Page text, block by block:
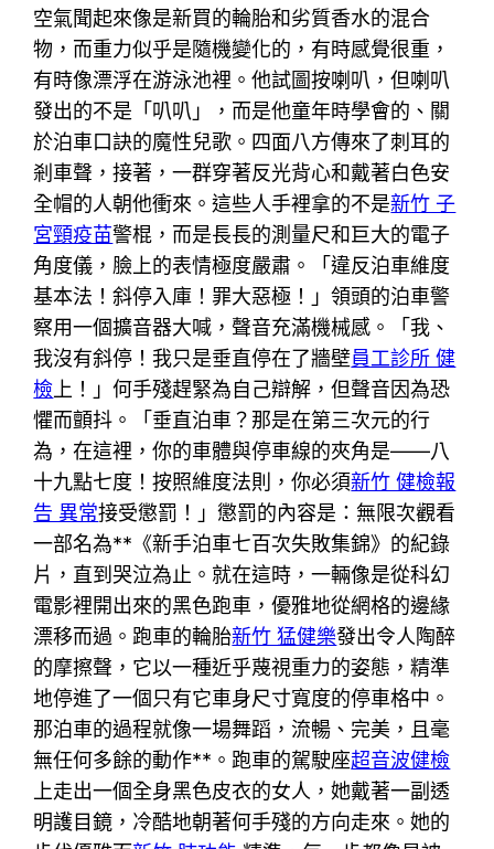
空氣聞起來像是新買的輪胎和劣質香水的混合
物，而重力似乎是隨機變化的，有時感覺很重，
有時像漂浮在游泳池裡。他試圖按喇叭，但喇叭
發出的不是「叭叭」，而是他童年時學會的、關
於泊車口訣的魔性兒歌。四面八方傳來了刺耳的
剎車聲，接著，一群穿著反光背心和戴著白色安
全帽的人朝他衝來。這些人手裡拿的不是新竹 子
宮頸疫苗警棍，而是長長的測量尺和巨大的電子
角度儀，臉上的表情極度嚴肅。「違反泊車維度
基本法！斜停入庫！罪大惡極！」領頭的泊車警
察用一個擴音器大喊，聲音充滿機械感。「我、
我沒有斜停！我只是垂直停在了牆壁員工診所 健
檢 上！」何手殘趕緊為自己辯解，但聲音因為恐
懼而顫抖。「垂直泊車？那是在第三次元的行
為，在這裡，你的車體與停車線的夾角是——八
十九點七度！按照維度法則，你必須新竹 健檢報
告 異常接受懲罰！」懲罰的內容是：無限次觀看
一部名為**《新手泊車七百次失敗集錦》的紀錄
片，直到哭泣為止。就在這時，一輛像是從科幻
電影裡開出來的黑色跑車，優雅地從網格的邊緣
漂移而過。跑車的輪胎新竹 猛健樂發出令人陶醉
的摩擦聲，它以一種近乎蔑視重力的姿態，精準
地停進了一個只有它車身尺寸寬度的停車格中。
那泊車的過程就像一場舞蹈，流暢、完美，且毫
無任何多餘的動作**。跑車的駕駛座超音波健檢
上走出一個全身黑色皮衣的女人，她戴著一副透
明護目鏡，冷酷地朝著何手殘的方向走來。她的